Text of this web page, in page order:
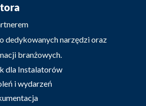
dedykowanych narzędzi oraz
branżowych.
dla Instalatorów
i wydarzeń